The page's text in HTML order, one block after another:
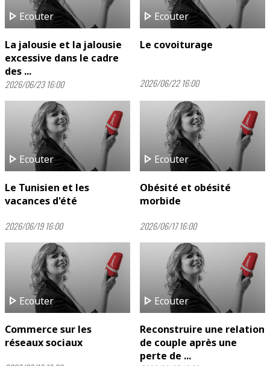
play_arrow Ecouter
La jalousie et la jalousie
excessive dans le cadre
des ...
2026/06/23 16:00
play_arrow Ecouter
Le covoiturage
2026/06/22 16:00
play_arrow Ecouter
Le Tunisien et les
vacances d'été
2026/06/19 16:00
play_arrow Ecouter
Obésité et obésité
morbide
2026/06/17 16:00
play_arrow Ecouter
Commerce sur les
réseaux sociaux
play_arrow Ecouter
Reconstruire une relation
de couple après une
perte de ...